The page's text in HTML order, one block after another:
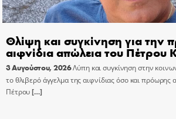
Θλίψη και συγκίνηση για την
αιφνίδια απώλεια του Πέτρου
3 Αυγούστου, 2026Λύπη και συγκίνηση στην
το θλιβερό άγγελμα της αιφνίδιας όσο και
Πέτρου[…]